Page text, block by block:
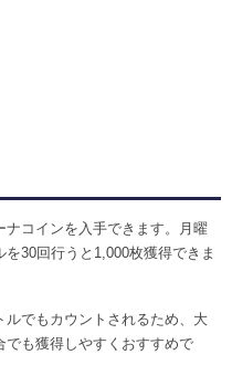
コインを入手できます。月曜
30回行うと1,000枚獲得できま
ルでもカウントされるため、大
も獲得しやすくおすすめで